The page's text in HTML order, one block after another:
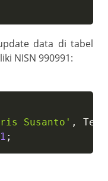
data di tabel
NISN 990991:
Susanto' ,
;